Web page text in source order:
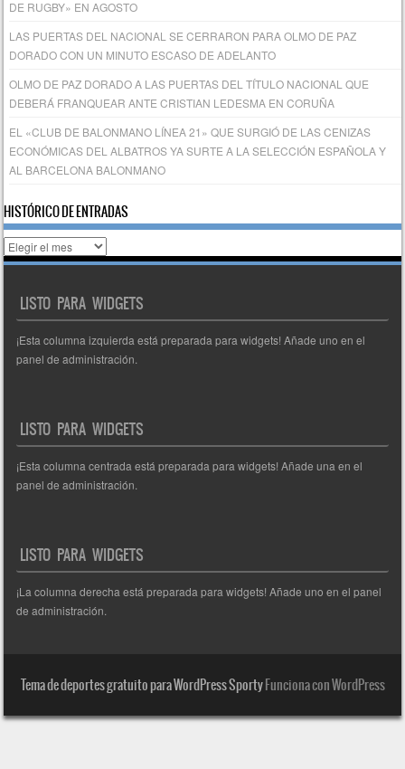
DE RUGBY» EN AGOSTO
LAS PUERTAS DEL NACIONAL SE CERRARON PARA OLMO DE PAZ
DORADO CON UN MINUTO ESCASO DE ADELANTO
OLMO DE PAZ DORADO A LAS PUERTAS DEL TÍTULO NACIONAL QUE
DEBERÁ FRANQUEAR ANTE CRISTIAN LEDESMA EN CORUÑA
EL «CLUB DE BALONMANO LÍNEA 21» QUE SURGIÓ DE LAS CENIZAS
ECONÓMICAS DEL ALBATROS YA SURTE A LA SELECCIÓN ESPAÑOLA Y
AL BARCELONA BALONMANO
HISTÓRICO DE ENTRADAS
Histórico
de
LISTO PARA WIDGETS
¡Esta columna izquierda está preparada para widgets! Añade uno en el
panel de administración.
LISTO PARA WIDGETS
¡Esta columna centrada está preparada para widgets! Añade una en el
panel de administración.
LISTO PARA WIDGETS
¡La columna derecha está preparada para widgets! Añade uno en el panel
de administración.
Tema de deportes gratuito para WordPress SportyFunciona con WordPress